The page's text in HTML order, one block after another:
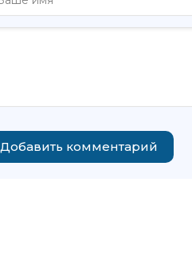
Добавить комментарий